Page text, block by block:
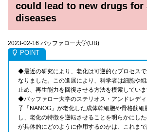
could lead to new drugs for
diseases
2023-02-16 バッファロー大学(UB)
◆最近の研究により、老化は可逆的なプロセス
なりました。この進展により、科学者は細胞や
止め、再生能力を回復させる方法を模索していま
◆バッファロー大学のステリオス・アンドレデ
子「NANOG」が老化した成体幹細胞や骨格筋細
し、老化の特徴を逆転させることを明らかにし
が具体的にどのように作用するのかは、これまで